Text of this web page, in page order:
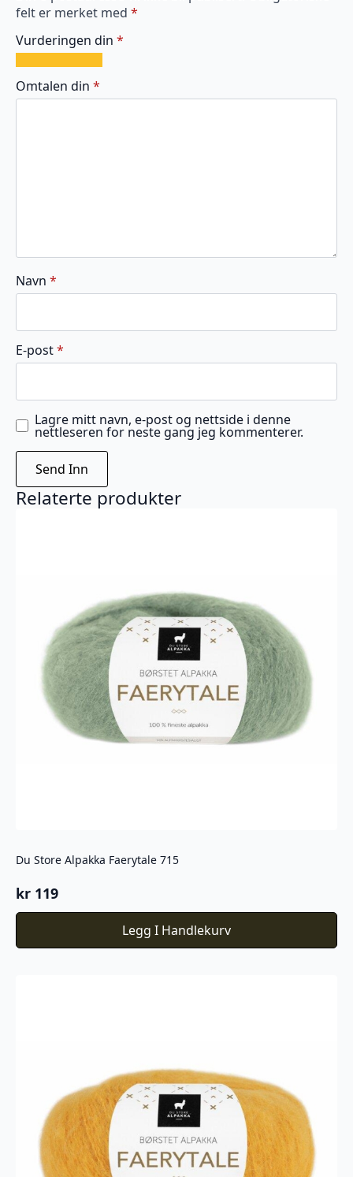
felt er merket med *
Vurderingen din *
av
5
av
5
av
5
av
5
av
5
Omtalen din *
Navn *
E-post*
Lagre mitt navn, e-post og nettside i denne
nettleseren for neste gang jeg kommenterer.
Relaterte produkter
Du Store Alpakka Faerytale 715
kr 119
Legg I Handlekurv